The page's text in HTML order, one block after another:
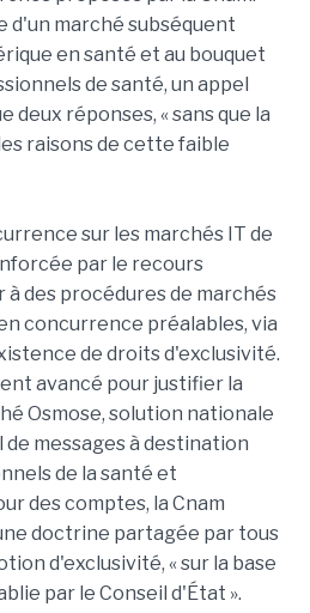
d'un marché subséquent
en santé et au bouquet
de santé, un appel
deux réponses, « sans que la
raisons de cette faible
sur les marchés IT de
par le recours
des procédures de marchés
concurrence préalables, via
de droits d'exclusivité.
avancé pour justifier la
Osmose, solution nationale
messages à destination
de la santé et
des comptes, la Cnam
doctrine partagée par tous
d'exclusivité, « sur la base
par le Conseil d'État ».